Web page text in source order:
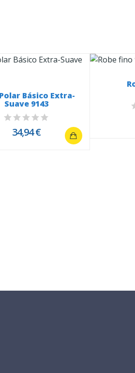
Básico Extra-
Suave 9143
34,94 €